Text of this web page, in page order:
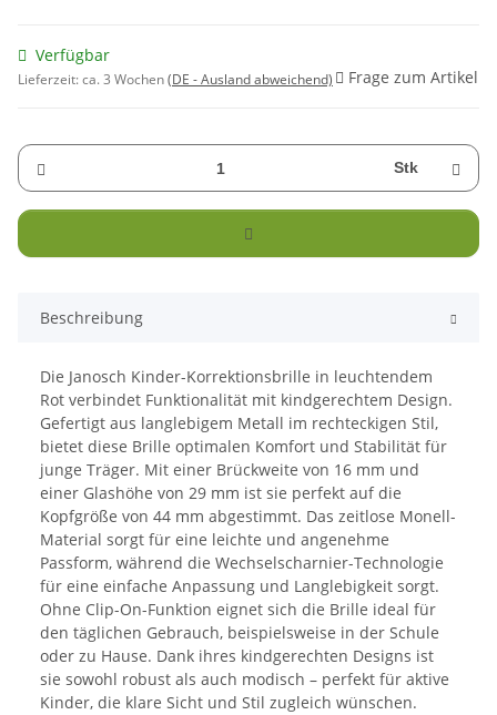
Verfügbar
Lieferzeit:ca. 3 Wochen(DE - Ausland abweichend) Frage zum Artikel
Stk
Beschreibung
Die Janosch Kinder-Korrektionsbrille in leuchtendem
Rot verbindet Funktionalität mit kindgerechtem Design.
Gefertigt aus langlebigem Metall im rechteckigen Stil,
bietet diese Brille optimalen Komfort und Stabilität für
junge Träger. Mit einer Brückweite von 16 mm und
einer Glashöhe von 29 mm ist sie perfekt auf die
Kopfgröße von 44 mm abgestimmt. Das zeitlose Monell-
Material sorgt für eine leichte und angenehme
Passform, während die Wechselscharnier-Technologie
für eine einfache Anpassung und Langlebigkeit sorgt.
Ohne Clip-On-Funktion eignet sich die Brille ideal für
den täglichen Gebrauch, beispielsweise in der Schule
oder zu Hause. Dank ihres kindgerechten Designs ist
sie sowohl robust als auch modisch – perfekt für aktive
Kinder, die klare Sicht und Stil zugleich wünschen.